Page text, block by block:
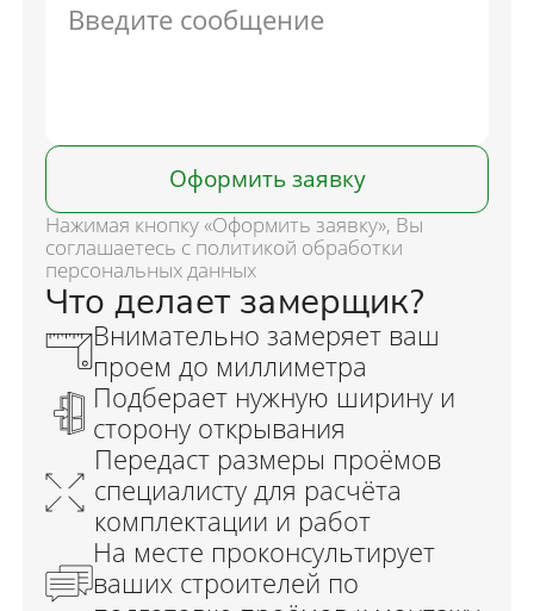
Оформить заявку
Нажимая кнопку «Оформить заявку», Вы
соглашаетесь с политикой обработки
персональных данных